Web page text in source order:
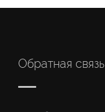
Обратная связь